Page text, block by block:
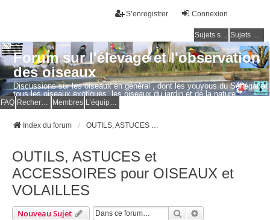
Connexion
S’enregistrer
Sujets sans réponse Sujets actifs
Forum sur l'élevage et l'observation
des oiseaux
Discussions sur les oiseaux en général , dont les youyous du Sénégal et
tous les oiseaux exotiques, les oiseaux du jardin et de la nature.
Questions, photos, expériences.
FAQ Membres
Index du forum
OUTILS, ASTUCES et
ACCESSOIRES pour OISEAUX et
VOLAILLES
Nouveau Sujet Rechercher